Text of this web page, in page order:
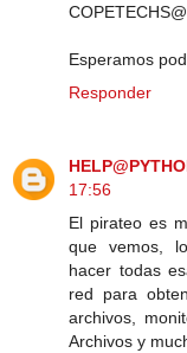
Esperamos
Responder
17:56
El pirateo es
que vemos,
hacer todas
red para
archivos,
Archivos y